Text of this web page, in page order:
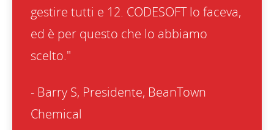
gestire tutti e 12. CODESOFT lo faceva,
ed è per questo che lo abbiamo
scelto."
- Barry S, Presidente, BeanTown
Chemical